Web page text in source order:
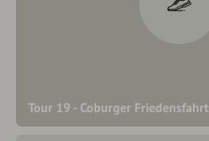
Tour 19 - Coburger Friedensfahrt